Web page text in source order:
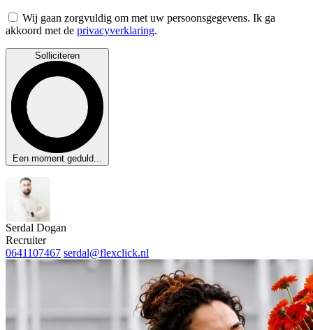
Wij gaan zorgvuldig om met uw persoonsgegevens. Ik ga
akkoord met de privacyverklaring.
Solliciteren
Een moment geduld...
Serdal Dogan
Recruiter
0641107467 serdal@flexclick.nl